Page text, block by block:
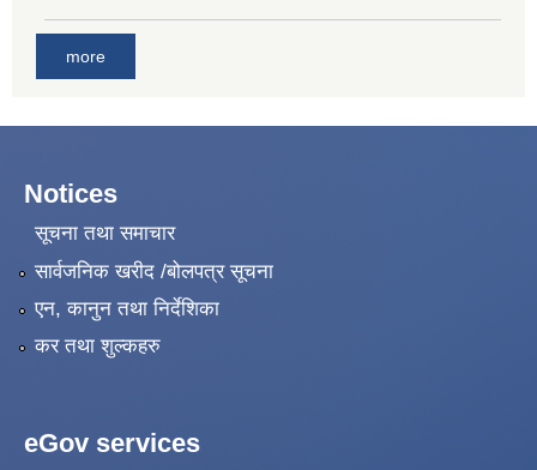
more
Notices
सूचना तथा समाचार
सार्वजनिक खरीद /बोलपत्र सूचना
एन, कानुन तथा निर्देशिका
कर तथा शुल्कहरु
eGov services